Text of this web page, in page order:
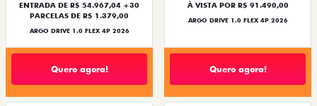
ENTRADA DE R$ 54.967,04 +30
PARCELAS DE R$ 1.379,00
ARGO DRIVE 1.0 FLEX 4P 2026
Quero agora!
À VISTA POR R$ 91.490,00
ARGO DRIVE 1.0 FLEX 4P 2026
Quero agora!